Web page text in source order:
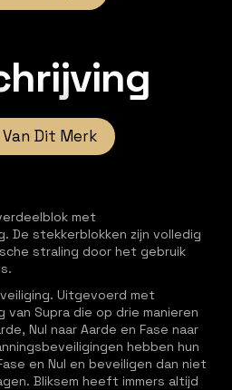
Dit Merk
met
De stekkerblokken zijn volledig
straling door het gebruik
Uitgevoerd met
van Supra die op drie manieren
Nul naar Aarde en Fase naar
hebben hun
en Nul en beveiligen dan niet
Bliksem heeft immers altijd